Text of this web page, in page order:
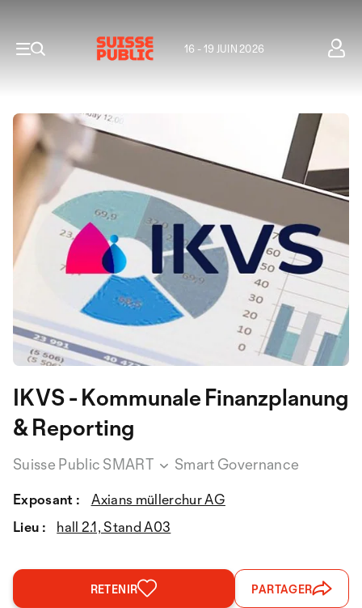
16 - 19 JUIN 2026
IKVS - Kommunale Finanzplanung
& Reporting
Suisse Public SMART Smart Governance
Exposant :
Axians müllerchur AG
Lieu :
hall 2.1, Stand A03
RETENIR PARTAGER